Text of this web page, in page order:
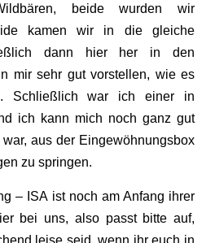
beide wurden wir
kamen wir in die gleiche
dann hier her in den
mir sehr gut vorstellen, wie es
Schließlich war ich einer in
ich kann mich noch ganz gut
aus der Eingewöhnungsbox
zu springen.
– ISA ist noch am Anfang ihrer
bei uns, also passt bitte auf,
leise seid, wenn ihr euch in